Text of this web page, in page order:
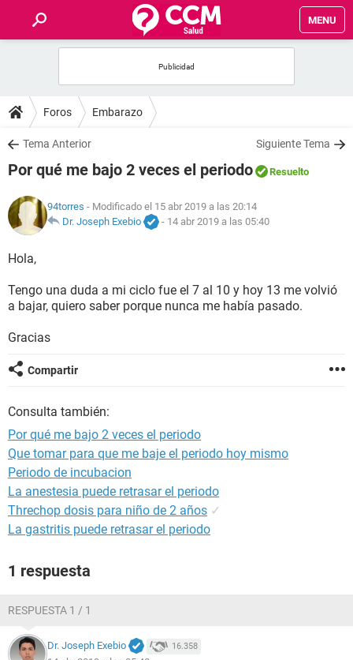
MENU
FOROS
SALUD
FAMILIA
NUTRICIÓN
BIENESTAR
SEXUALIDAD
GLOSARIO
Foros Embarazo
Tema Anterior Siguiente Tema
Por qué me bajo 2 veces el periodo Resuelto
94torres - Modificado el 15 abr 2019 a las 20:14
Dr. Joseph Exebio
- 14 abr 2019 a las 05:40
Hola,
Tengo una duda a mi ciclo fue el 7 al 10 y hoy 13 me volvió
a bajar, quiero saber porque nunca me había pasado.
Gracias
Compartir
Consulta también:
Por qué me bajo 2 veces el periodo
Que tomar para que me baje el periodo hoy mismo
Periodo de incubacion
La anestesia puede retrasar el periodo
Threchop dosis para niño de 2 años ✓
La gastritis puede retrasar el periodo
1 respuesta
RESPUESTA 1 / 1
Dr. Joseph Exebio 16.358